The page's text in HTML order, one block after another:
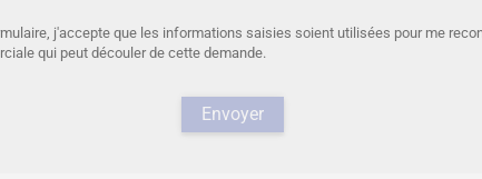
j'accepte que les informations saisies soient utilisées pour me
qui peut découler de cette demande.
Envoyer